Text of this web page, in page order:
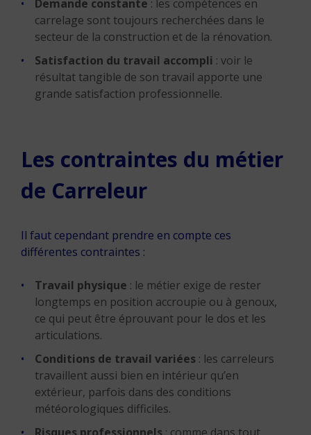
Demande constante : les compétences en
carrelage sont toujours recherchées dans le
secteur de la construction et de la rénovation.
Satisfaction du travail accompli : voir le
résultat tangible de son travail apporte une
grande satisfaction professionnelle.
Les contraintes du métier
de Carreleur
Il faut cependant prendre en compte ces
différentes contraintes :
Travail physique : le métier exige de rester
longtemps en position accroupie ou à genoux,
ce qui peut être éprouvant pour le dos et les
articulations.
Conditions de travail variées : les carreleurs
travaillent aussi bien en intérieur qu’en
extérieur, parfois dans des conditions
météorologiques difficiles.